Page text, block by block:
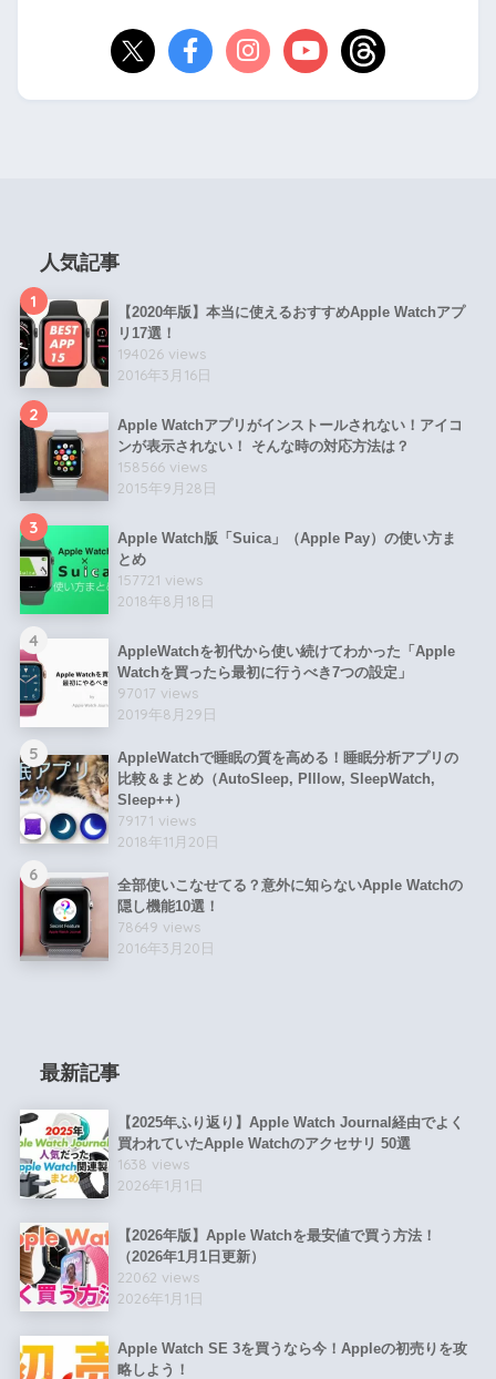
人気記事
1
【2020年版】本当に使えるおすすめApple Watchアプ
リ17選！
194026 views
2016年3月16日
2
Apple Watchアプリがインストールされない！アイコ
ンが表示されない！ そんな時の対応方法は？
158566 views
2015年9月28日
3
Apple Watch版「Suica」（Apple Pay）の使い方ま
とめ
157721 views
2018年8月18日
4
AppleWatchを初代から使い続けてわかった「Apple
Watchを買ったら最初に行うべき7つの設定」
97017 views
2019年8月29日
5
AppleWatchで睡眠の質を高める！睡眠分析アプリの
比較＆まとめ（AutoSleep, PIllow, SleepWatch,
Sleep++）
79171 views
2018年11月20日
6
全部使いこなせてる？意外に知らないApple Watchの
隠し機能10選！
78649 views
2016年3月20日
最新記事
【2025年ふり返り】Apple Watch Journal経由でよく
買われていたApple Watchのアクセサリ 50選
1638 views
2026年1月1日
【2026年版】Apple Watchを最安値で買う方法！
（2026年1月1日更新）
22062 views
2026年1月1日
Apple Watch SE 3を買うなら今！Appleの初売りを攻
略しよう！